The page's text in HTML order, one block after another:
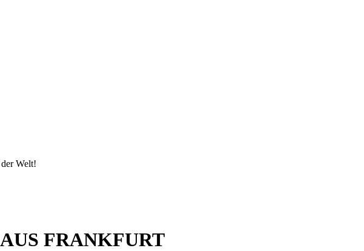
Welt!
FRANKFURT